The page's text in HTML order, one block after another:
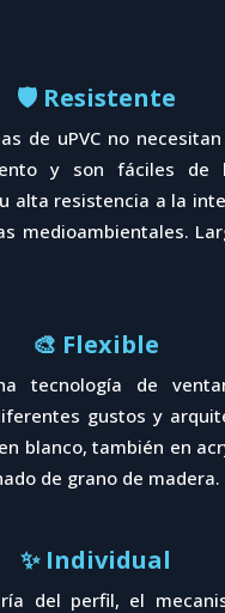
🛡️ Resistente
de uPVC no
y son fáciles de
alta resistencia a la
medioambientales.
🎨 Flexible
tecnología de
gustos y
blanco, también en
de grano de madera.
✨ Individual
del perfil, el